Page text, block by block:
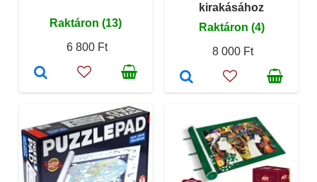
Raktáron (13)
6 800 Ft
kirakásához
Raktáron (4)
8 000 Ft